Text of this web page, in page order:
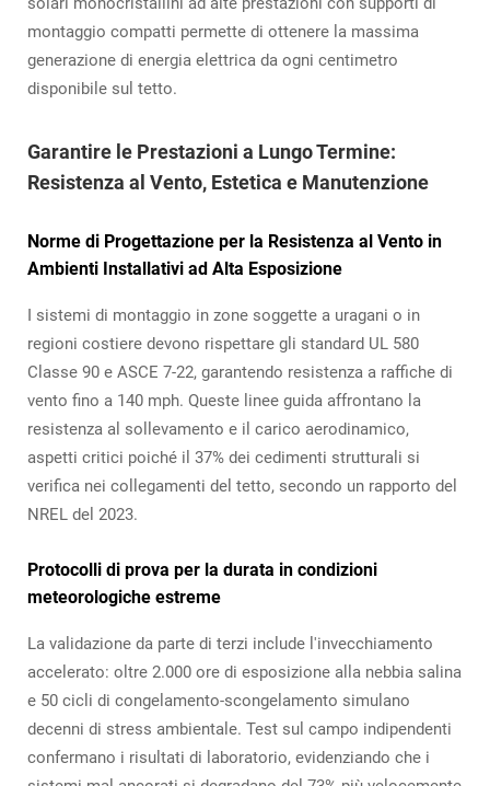
montaggio compatti permette di ottenere la massima
generazione di energia elettrica da ogni centimetro
disponibile sul tetto.
Garantire le Prestazioni a Lungo Termine:
Resistenza al Vento, Estetica e Manutenzione
Norme di Progettazione per la Resistenza al Vento in
Ambienti Installativi ad Alta Esposizione
I sistemi di montaggio in zone soggette a uragani o in
regioni costiere devono rispettare gli standard UL 580
Classe 90 e ASCE 7-22, garantendo resistenza a raffiche di
vento fino a 140 mph. Queste linee guida affrontano la
resistenza al sollevamento e il carico aerodinamico,
aspetti critici poiché il 37% dei cedimenti strutturali si
verifica nei collegamenti del tetto, secondo un rapporto del
NREL del 2023.
Protocolli di prova per la durata in condizioni
meteorologiche estreme
La validazione da parte di terzi include l'invecchiamento
accelerato: oltre 2.000 ore di esposizione alla nebbia salina
e 50 cicli di congelamento-scongelamento simulano
decenni di stress ambientale. Test sul campo indipendenti
confermano i risultati di laboratorio, evidenziando che i